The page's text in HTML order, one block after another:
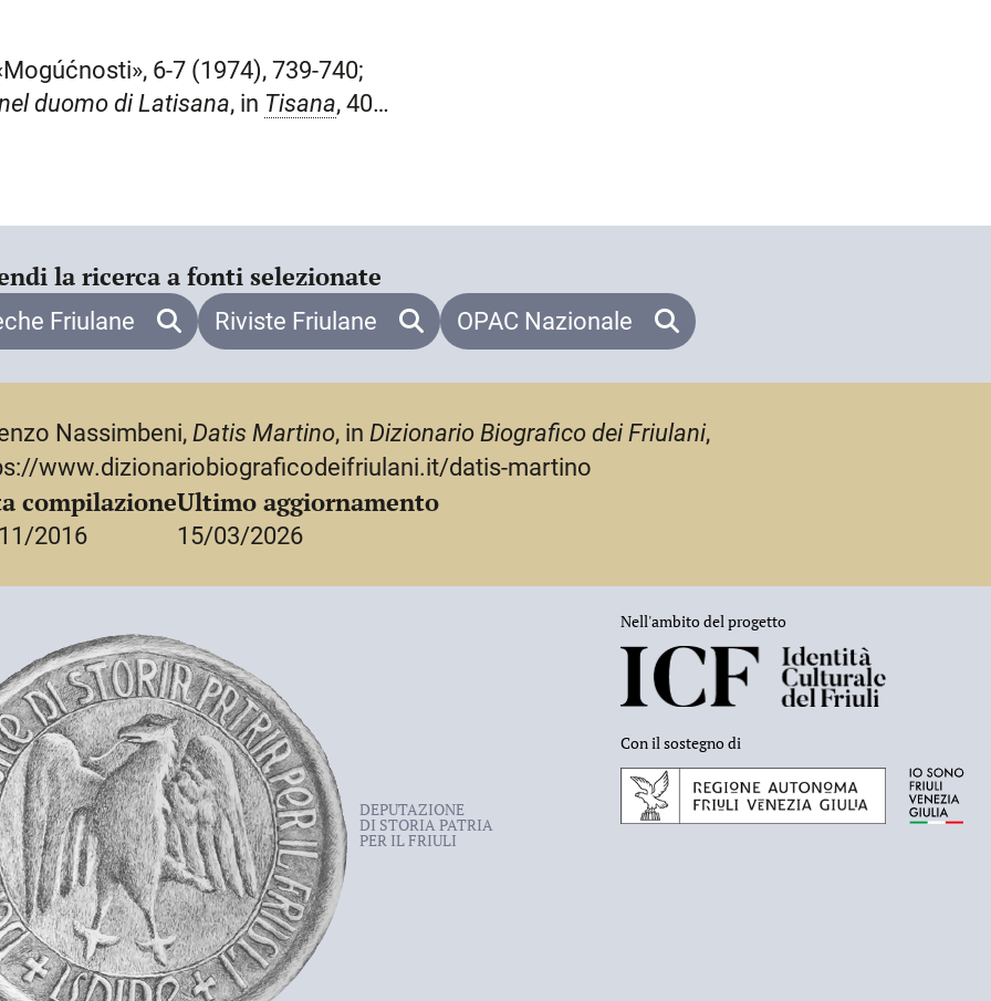
nel 1574 s’impegnò con un
diSpalato. Il Lunelli lo identifica
un inadeguato restauro l’organo
6-7 (1974), 739-740;
duomo di Latisana, in Tisana, 401,
1555: Martino Datis “Piccardus” di
e documentazione
la ricerca a fonti selezionate
Friulane Riviste Friulane OPAC Nazionale
Nassimbeni,Datis Martino, in Dizionario Biografico dei Friulani,
www.dizionariobiograficodeifriulani.it/datis-martino
compilazione
2016
Ultimo aggiornamento
15/03/2026
DEPUTAZIONE
DI STORIA PATRIA
PER IL FRIULI
Nell'ambito del progetto
Con il sostegno di